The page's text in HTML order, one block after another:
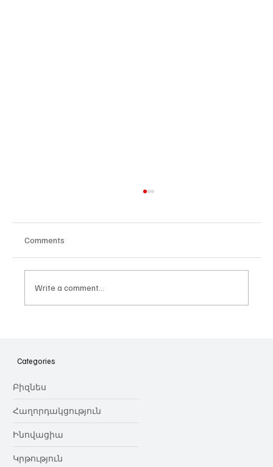
նվիրում որոշում
Comments
Write a comment...
Categories
Բիզնես
Հաղորդակցություն
Ինովացիա
Կրթություն